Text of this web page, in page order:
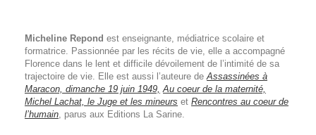
Micheline Repond est enseignante, médiatrice scolaire et
formatrice. Passionnée par les récits de vie, elle a accompagné
Florence dans le lent et difficile dévoilement de l’intimité de sa
trajectoire de vie. Elle est aussi l’auteure deAssassinées à
Maracon, dimanche 19 juin 1949, Au coeur de la maternité,
Michel Lachat, le Juge et les mineurs et Rencontres au coeur de
l’humain, parus aux Editions La Sarine.